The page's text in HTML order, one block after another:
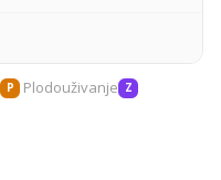
P Plodouživanje Z